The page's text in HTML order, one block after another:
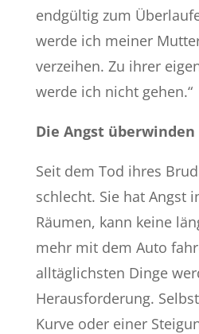
endgültig zum
werde ich meiner
verzeihen. Zu ihrer
werde ich nicht gehen.“
Die Angst überwinden
Seit dem Tod ihres
schlecht. Sie hat Angst
Räumen, kann keine
mehr mit dem Auto
alltäglichsten Dinge
Herausforderung.
Kurve oder einer